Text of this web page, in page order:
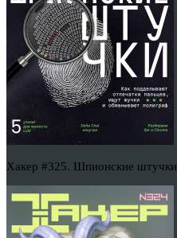
Хакер #325. Шпионские штучки